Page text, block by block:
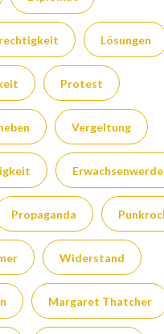
Lösungen
Protest
Vergeltung
Propaganda
Widerstand
Margaret Thatcher